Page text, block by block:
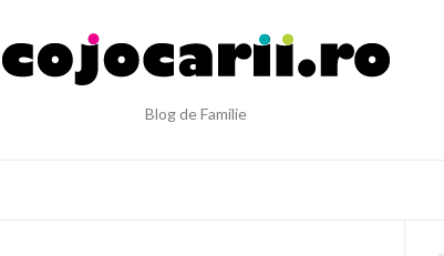
Blog de Familie